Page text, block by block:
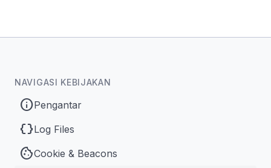
NAVIGASI KEBIJAKAN
infoPengantar
data_objectLog Files
cookieCookie & Beacons